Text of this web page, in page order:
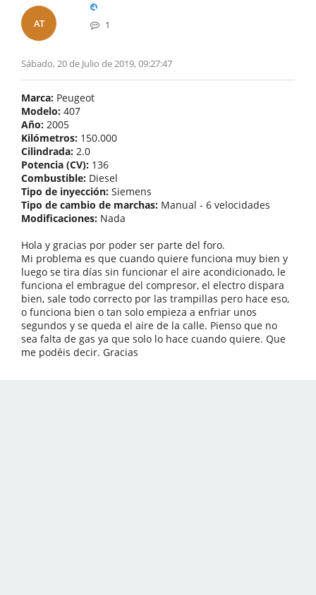
AT 1
Sábado, 20 de Julio de 2019, 09:27:47
Marca: Peugeot
Modelo: 407
Año: 2005
Kilómetros: 150.000
Cilindrada: 2.0
Potencia (CV): 136
Combustible: Diesel
Tipo de inyección: Siemens
Tipo de cambio de marchas: Manual - 6 velocidades
Modificaciones: Nada
Hola y gracias por poder ser parte del foro.
Mi problema es que cuando quiere funciona muy bien y
luego se tira días sin funcionar el aire acondicionado, le
funciona el embrague del compresor, el electro dispara
bien, sale todo correcto por las trampillas pero hace eso,
o funciona bien o tan solo empieza a enfriar unos
segundos y se queda el aire de la calle. Pienso que no
sea falta de gas ya que solo lo hace cuando quiere. Que
me podéis decir. Gracias